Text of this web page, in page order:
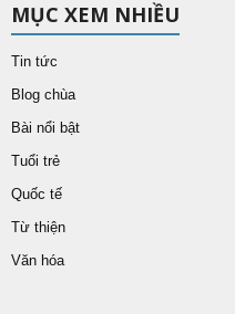
MỤC XEM NHIỀU
Tin tức
Blog chùa
Bài nổi bật
Tuổi trẻ
Quốc tế
Từ thiện
Văn hóa